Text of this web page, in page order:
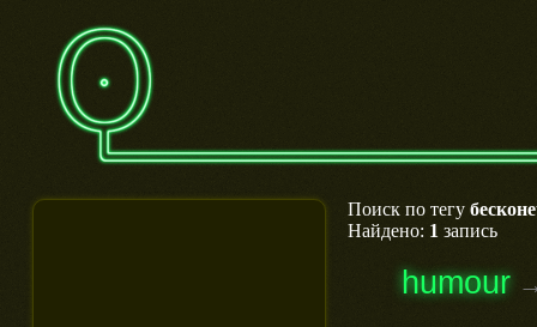
Поиск по тегу
Найдено: 1 запись
humour